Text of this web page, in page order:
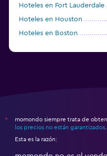
Hoteles en Fort Lauderdale
Hoteles en Houston
Hoteles en Boston
*
momondo siempre trata de
los precios no están garantizados
Esta es la razón: